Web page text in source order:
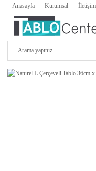
Anasayfa Kurumsal İletişim